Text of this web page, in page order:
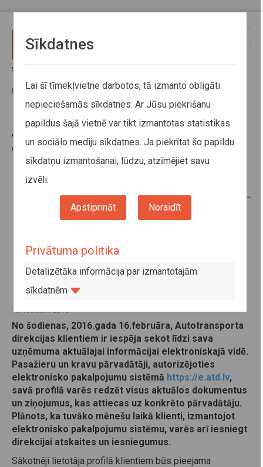
Sākums
pakalpojumu sistēmu
Autotransporta direkcija klientu
ērtībām izstrādājusi elektronisko
pakalpojumu sistēmu
16. februāris 2016
No šodienas, 2016.gada 16.februāra, Autotransporta
direkcijas klientiem ir iespēja sekot līdzi sava
uzņēmuma aktuālajai informācijai elektroniskajā vidē.
Pasažieru un kravu pārvadātāji, autorizējoties
elektronisko pakalpojumu sistēmā https://e.atd.lv,
savā profilā varēs redzēt visus aktuālos dokumentus
un ziņojumus, kas attiecas uz konkrēto pārvadātāju.
Plānots, ka tuvāko mēnešu laikā klienti, izmantojot
elektronisko pakalpojumu sistēmu, varēs arī iesniegt
direkcijai atskaites un iesniegumus.
Sākotnēji lietotāja profilā klientiem būs pieejama
Sīkdatnes
Lai šī tīmekļvietne darbotos, tā izmanto obligāti
nepieciešamās sīkdatnes. Ar Jūsu piekrišanu
papildus šajā vietnē var tikt izmantotas statistikas
un sociālo mediju sīkdatnes. Ja piekrītat šo papildu
sīkdatņu izmantošanai, lūdzu, atzīmējiet savu
izvēli:
Apstiprināt Noraidīt
Privātuma politika
Detalizētāka informācija par izmantotajām
sīkdatnēm